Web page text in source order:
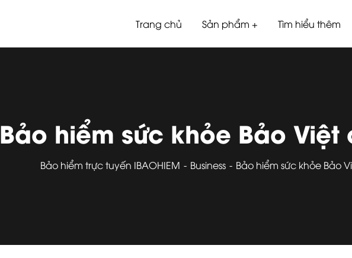
Trang chủ Sản phẩm Tìm hiểu thêm
Bảo hiểm sức khỏe Bảo Việt
Bảo hiểm trực tuyến IBAOHIEM Business Bảo hiểm sức khỏe Bảo